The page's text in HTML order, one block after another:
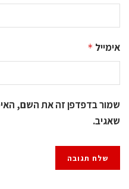
אימייל *
שמור בדפדפן זה את השם,
שאגיב.